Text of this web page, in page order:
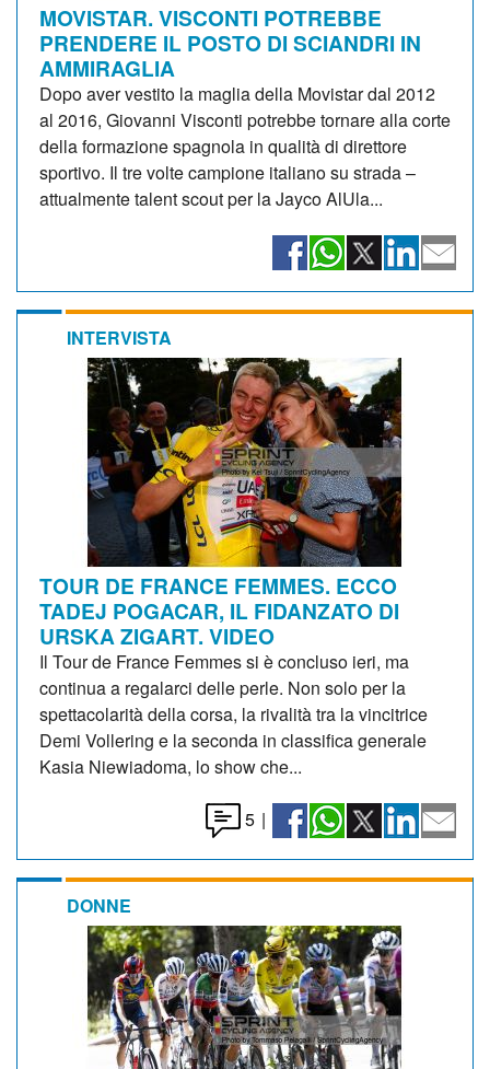
MOVISTAR. VISCONTI POTREBBE
PRENDERE IL POSTO DI SCIANDRI IN
AMMIRAGLIA
Dopo aver vestito la maglia della Movistar dal 2012
al 2016, Giovanni Visconti potrebbe tornare alla corte
della formazione spagnola in qualità di direttore
sportivo. Il tre volte campione italiano su strada –
attualmente talent scout per la Jayco AlUla...
INTERVISTA
TOUR DE FRANCE FEMMES. ECCO
TADEJ POGACAR, IL FIDANZATO DI
URSKA ZIGART. VIDEO
Il Tour de France Femmes si è concluso ieri, ma
continua a regalarci delle perle. Non solo per la
spettacolarità della corsa, la rivalità tra la vincitrice
Demi Vollering e la seconda in classifica generale
Kasia Niewiadoma, lo show che...
5 |
DONNE